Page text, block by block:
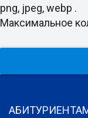
png, jpeg, webp .
Максимальное